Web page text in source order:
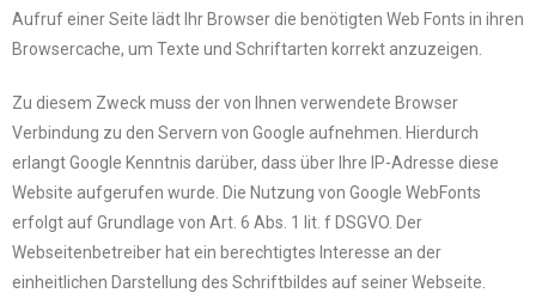
Aufruf einer Seite lädt Ihr Browser die benötigten Web Fonts in ihren
Browsercache, um Texte und Schriftarten korrekt anzuzeigen.
Zu diesem Zweck muss der von Ihnen verwendete Browser
Verbindung zu den Servern von Google aufnehmen. Hierdurch
erlangt Google Kenntnis darüber, dass über Ihre IP-Adresse diese
Website aufgerufen wurde. Die Nutzung von Google WebFonts
erfolgt auf Grundlage von Art. 6 Abs. 1 lit. f DSGVO. Der
Webseitenbetreiber hat ein berechtigtes Interesse an der
einheitlichen Darstellung des Schriftbildes auf seiner Webseite.